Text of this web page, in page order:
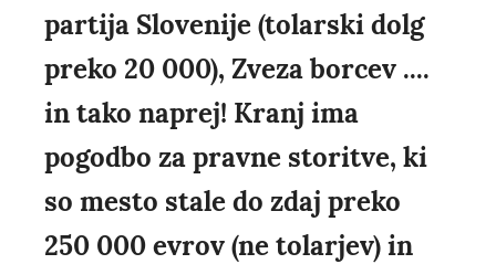
partija Slovenije (tolarski dolg
preko 20 000), Zveza borcev ....
in tako naprej! Kranj ima
pogodbo za pravne storitve, ki
so mesto stale do zdaj preko
250 000 evrov (ne tolarjev) in